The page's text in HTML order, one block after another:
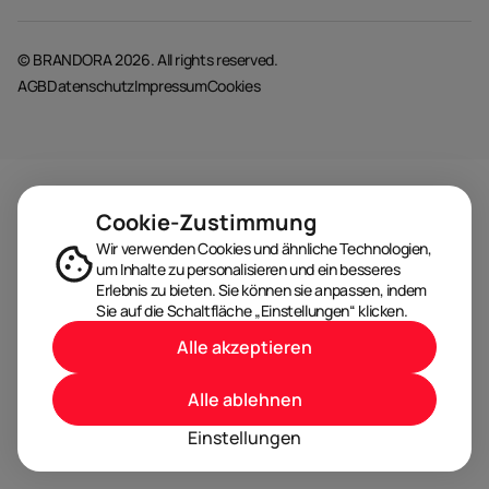
© BRANDORA 2026. All rights reserved.
AGBDatenschutzImpressumCookies
Cookie-Zustimmung
Wir verwenden Cookies und ähnliche Technologien,
um Inhalte zu personalisieren und ein besseres
Erlebnis zu bieten. Sie können sie anpassen, indem
Sie auf die Schaltfläche „Einstellungen“ klicken.
Einstellungen
Alle ablehnen
Alle akzeptieren